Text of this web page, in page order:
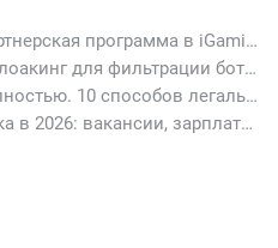
PIN-UP Partners: ведущая партнерская программа в iGaming
Cloaking House: облачный клоакинг для фильтрации ботов FB и Google Ads — гайд PHP-интеграции 2026
Ломай авторское право полностью. 10 способов легально добавить любимый трек в свой креатив
Карьера в арбитраже трафика в 2026: вакансии, зарплаты и как начать